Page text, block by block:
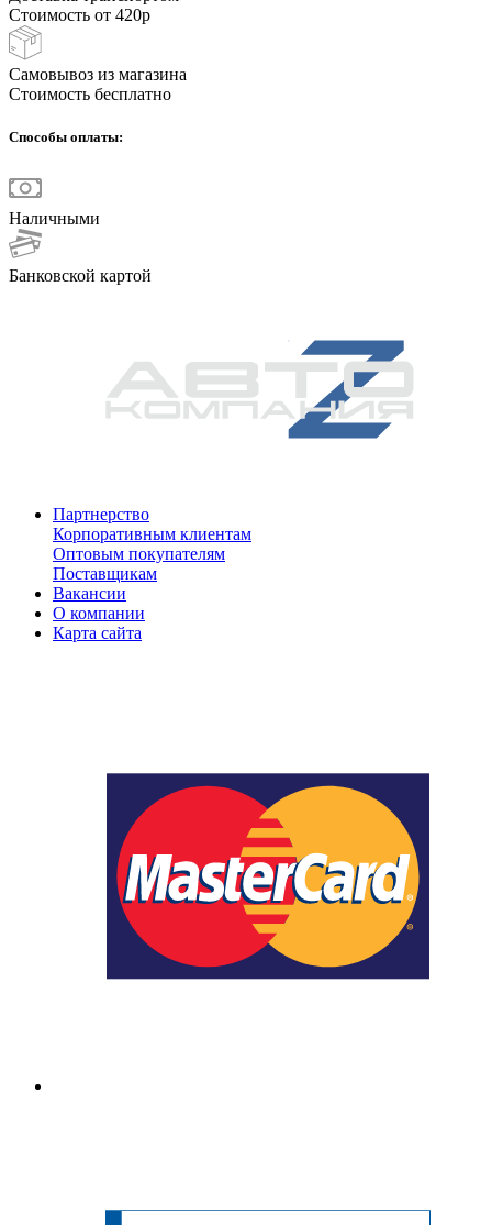
Стоимость от 420р
Самовывоз из магазина
Стоимость бесплатно
Способы оплаты:
Наличными
Банковской картой
Партнерство
Корпоративным клиентам
Оптовым покупателям
Поставщикам
Вакансии
О компании
Карта сайта